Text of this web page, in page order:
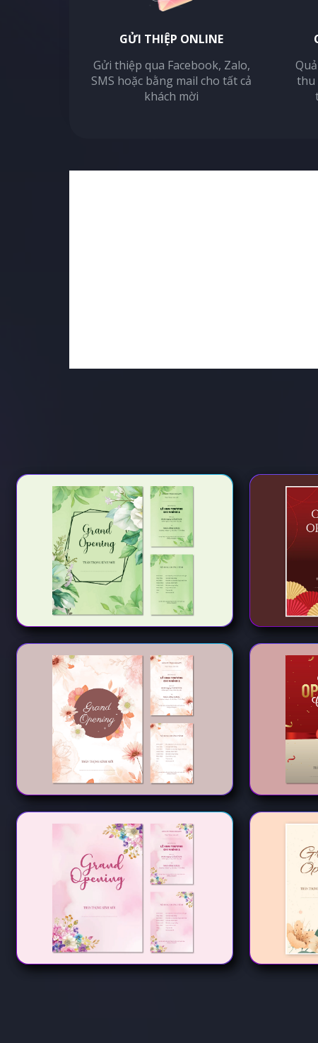
GỬI THIỆP ONLINE
Gửi thiệp qua Facebook, Zalo,
SMS hoặc bằng mail cho tất cả
khách mời
thu